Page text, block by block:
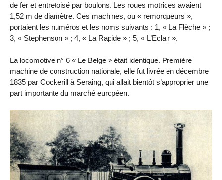
de fer et entretoisé par boulons. Les roues motrices avaient
1,52 m de diamètre. Ces machines, ou « remorqueurs »,
portaient les numéros et les noms suivants : 1, « La Flèche » ;
3, « Stephenson » ; 4, « La Rapide » ; 5, « L’Eclair ».
La locomotive n° 6 « Le Belge » était identique. Première
machine de construction nationale, elle fut livrée en décembre
1835 par Cockerill à Seraing, qui allait bientôt s’approprier une
part importante du marché européen.